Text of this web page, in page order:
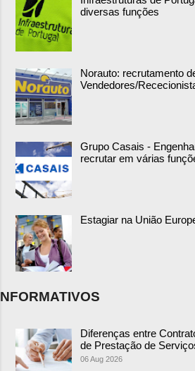
diversas funções
Norauto: recrutamento
Vendedores/
Grupo Casais -
recrutar em várias
Estagiar na União
NFORMATIVOS
Diferenças entre
de Prestação de
06 Aug 2026